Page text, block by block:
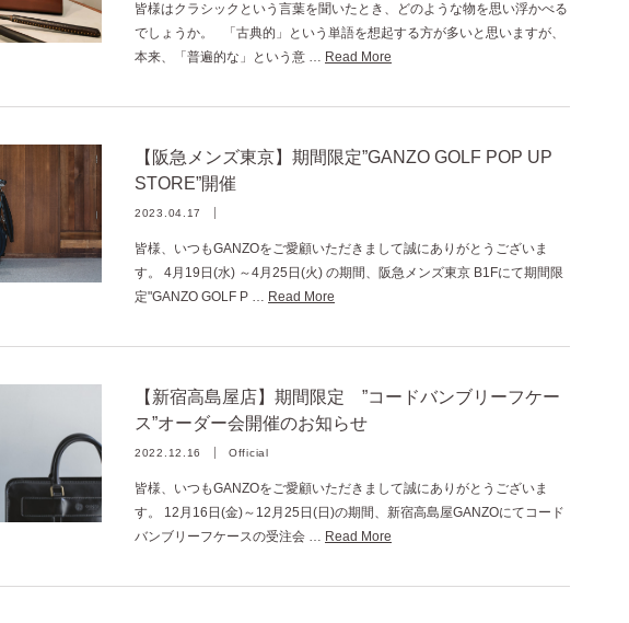
皆様はクラシックという言葉を聞いたとき、どのような物を思い浮かべる
でしょうか。 「古典的」という単語を想起する方が多いと思いますが、
本来、「普遍的な」という意 … Read More
【阪急メンズ東京】期間限定”GANZO GOLF POP UP
STORE”開催
2023.04.17
皆様、いつもGANZOをご愛顧いただきまして誠にありがとうございま
す。 4月19日(水) ～4月25日(火) の期間、阪急メンズ東京 B1Fにて期間限
定"GANZO GOLF P … Read More
【新宿高島屋店】期間限定 ”コードバンブリーフケー
ス”オーダー会開催のお知らせ
2022.12.16 Official
皆様、いつもGANZOをご愛顧いただきまして誠にありがとうございま
す。 12月16日(金)～12月25日(日)の期間、新宿高島屋GANZOにてコード
バンブリーフケースの受注会 … Read More